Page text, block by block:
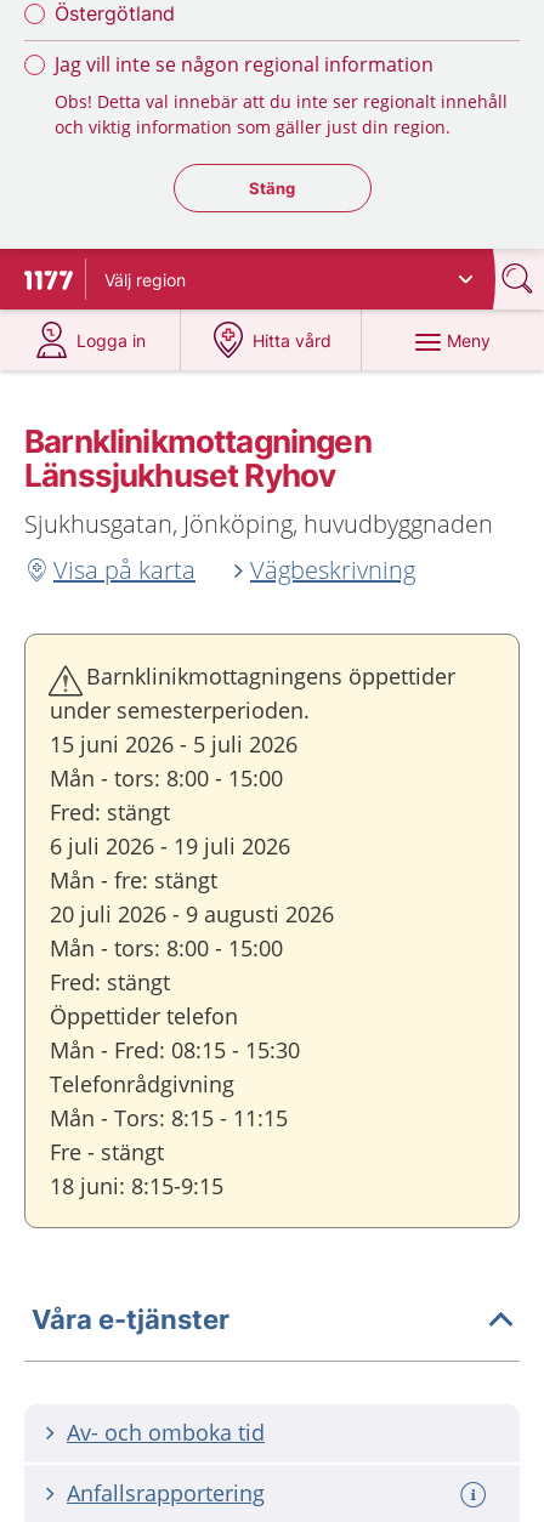
Östergötland
Jag vill inte se någon regional information
Obs! Detta val innebär att du inte ser regionalt innehåll
och viktig information som gäller just din region.
Stäng regionsväljaren
Stäng
Till startsidan för 1177
Välj region
Logga in
på 1177.se
Hitta vård
på 1177.se
Meny
Barnklinikmottagningen
Länssjukhuset Ryhov
Sjukhusgatan, Jönköping, huvudbyggnaden
Visa på karta
Vägbeskrivning
Barnklinikmottagningens öppettider
under semesterperioden.
15 juni 2026 - 5 juli 2026
Mån - tors: 8:00 - 15:00
Fred: stängt
6 juli 2026 - 19 juli 2026
Mån - fre: stängt
20 juli 2026 - 9 augusti 2026
Mån - tors: 8:00 - 15:00
Fred: stängt
Öppettider telefon
Mån - Fred: 08:15 - 15:30
Telefonrådgivning
Mån - Tors: 8:15 - 11:15
Fre - stängt
18 juni: 8:15-9:15
Våra e-tjänster
Av- och omboka tid
Anfallsrapportering